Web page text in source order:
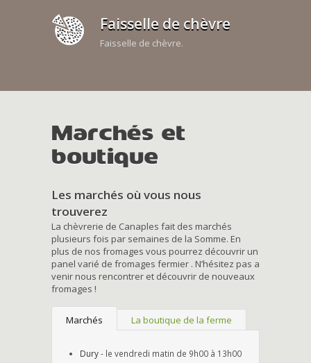
Faisselle de chèvre
Faisselle de chèvre.
Marchés et
boutique
Les marchés où vous nous
trouverez
La chèvrerie de Canaples fait des marchés
plusieurs fois par semaines de la Somme. En
plus de nos fromages vous pourrez découvrir un
panel varié de fromages fermier . N’hésitez pas a
venir nous rencontrer et découvrir de nouveaux
fromages !
Marchés La boutique de la ferme
Dury- le vendredi matin de 9h00 à 13h00